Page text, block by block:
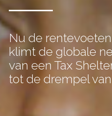
Nu de
klimt de globale
van een Tax
tot de drempel van